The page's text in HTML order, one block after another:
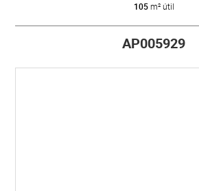
105m² útil
AP005929